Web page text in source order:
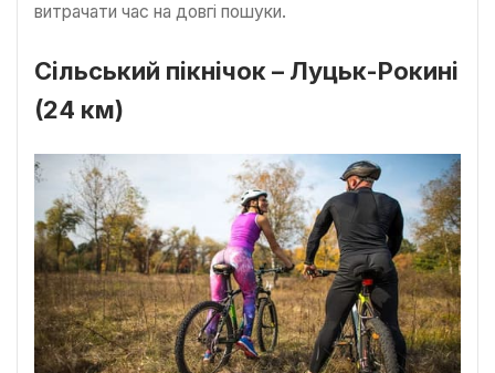
витрачати час на довгі пошуки.
Сільський пікнічок – Луцьк-Рокині
(24 км)